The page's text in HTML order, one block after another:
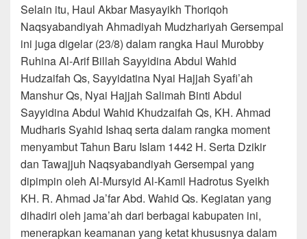
Selain itu, Haul Akbar Masyayikh Thoriqoh
Naqsyabandiyah Ahmadiyah Mudzhariyah Gersempal
ini juga digelar (23/8) dalam rangka Haul Murobby
Ruhina Al-Arif Billah Sayyidina Abdul Wahid
Hudzaifah Qs, Sayyidatina Nyai Hajjah Syafi’ah
Manshur Qs, Nyai Hajjah Salimah Binti Abdul
Sayyidina Abdul Wahid Khudzaifah Qs, KH. Ahmad
Mudharis Syahid Ishaq serta dalam rangka moment
menyambut Tahun Baru Islam 1442 H. Serta Dzikir
dan Tawajjuh Naqsyabandiyah Gersempal yang
dipimpin oleh Al-Mursyid Al-Kamil Hadrotus Syeikh
KH. R. Ahmad Ja’far Abd. Wahid Qs. Kegiatan yang
dihadiri oleh jama’ah dari berbagai kabupaten ini,
menerapkan keamanan yang ketat khususnya dalam